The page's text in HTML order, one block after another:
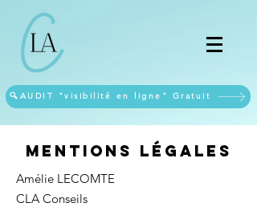
🔍AUDIT "visibilité en ligne" Gratuit
Mentions légales
Amélie LECOMTE
CLA Conseils